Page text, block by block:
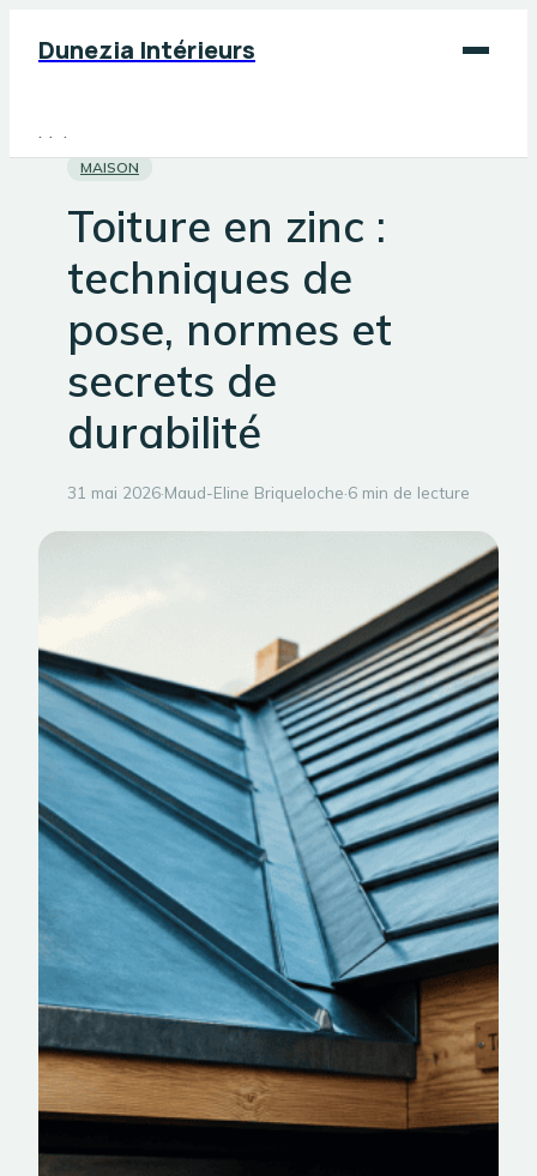
Dunezia Intérieurs
Maison
Jardinage
Bricolage
MAISON
Toiture en zinc :
techniques de
pose, normes et
secrets de
durabilité
31 mai 2026·Maud-Eline Briqueloche·6 min de lecture